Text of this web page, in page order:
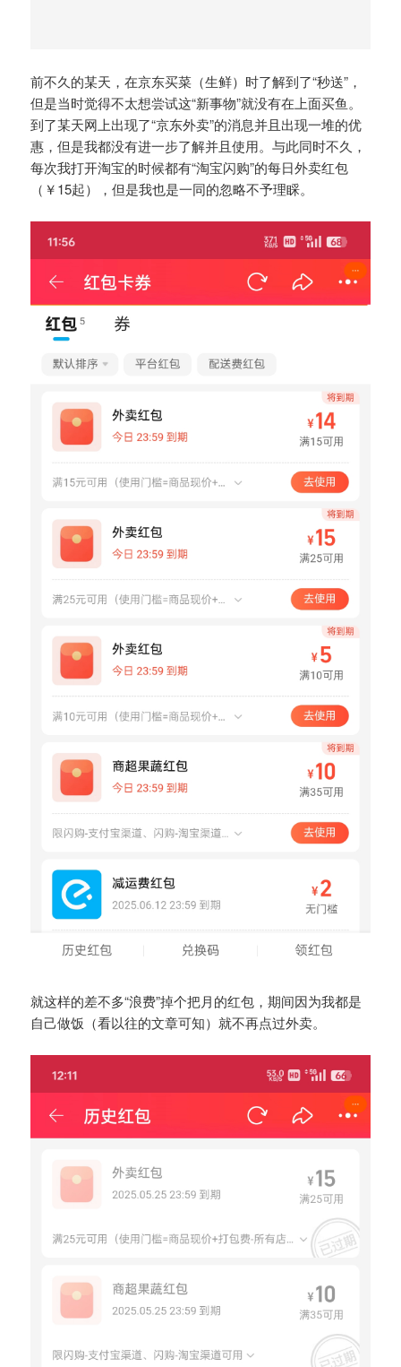
前不久的某天，在京东买菜（生鲜）时了解到了“秒送”，
但是当时觉得不太想尝试这“新事物”就没有在上面买鱼。
到了某天网上出现了“京东外卖”的消息并且出现一堆的优
惠，但是我都没有进一步了解并且使用。与此同时不久，
每次我打开淘宝的时候都有“淘宝闪购”的每日外卖红包
（￥15起），但是我也是一同的忽略不予理睬。
就这样的差不多“浪费”掉个把月的红包，期间因为我都是
自己做饭（看以往的文章可知）就不再点过外卖。